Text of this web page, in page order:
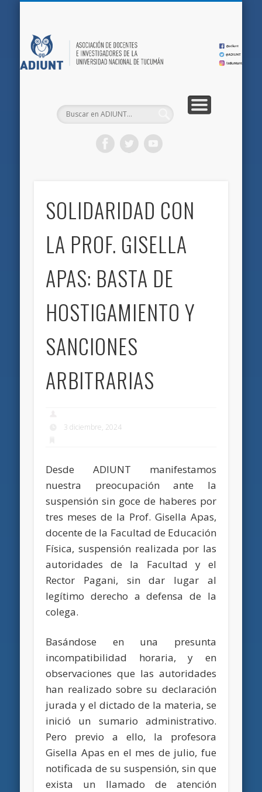
SOLIDARIDAD CON
LA PROF. GISELLA
APAS: BASTA DE
HOSTIGAMIENTO Y
SANCIONES
ARBITRARIAS
3 diciembre, 2024
Desde ADIUNT manifestamos
nuestra preocupación ante la
suspensión sin goce de haberes por
tres meses de la Prof. Gisella Apas,
docente de la Facultad de Educación
Física, suspensión realizada por las
autoridades de la Facultad y el
Rector Pagani, sin dar lugar al
legítimo derecho a defensa de la
colega.
Basándose en una presunta
incompatibilidad horaria, y en
observaciones que las autoridades
han realizado sobre su declaración
jurada y el dictado de la materia, se
inició un sumario administrativo.
Pero previo a ello, la profesora
Gisella Apas en el mes de julio, fue
notificada de su suspensión, sin que
exista un llamado de atención